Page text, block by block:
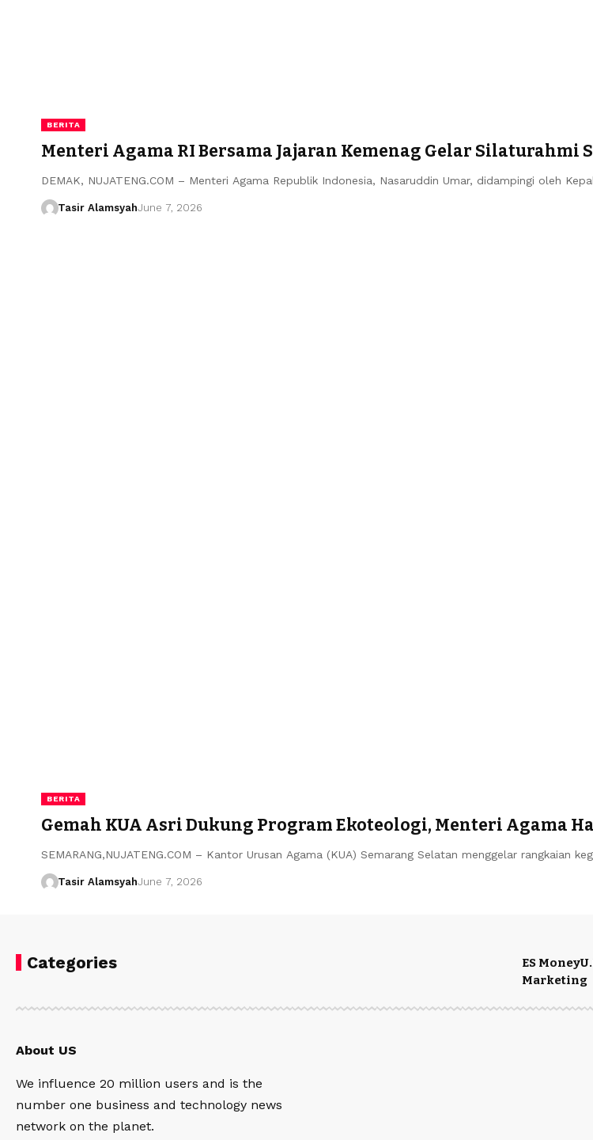
BERITA
Menteri Agama RI Bersama Jajaran Kemenag Gelar Silaturahmi
DEMAK, NUJATENG.COM – Menteri Agama Republik Indonesia, Nasaruddin Umar, didampingi oleh
Tasir AlamsyahJune 7, 2026
BERITA
Gemah KUA Asri Dukung Program Ekoteologi, Menteri Agama
SEMARANG,NUJATENG.COM – Kantor Urusan Agama (KUA) Semarang Selatan menggelar rangkaian
Tasir AlamsyahJune 7, 2026
Categories ES Money
Marketing
About US
We influence 20 million users and is the
number one business and technology news
network on the planet.